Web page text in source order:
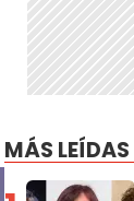
MÁS LEÍDAS